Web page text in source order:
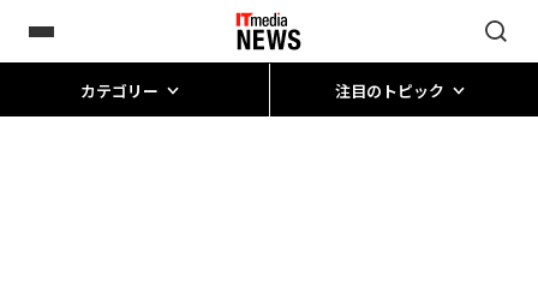
カテゴリー 注目のトピック